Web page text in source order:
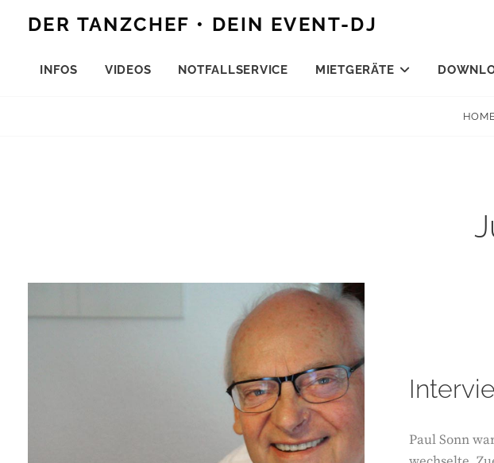
DER TANZCHEF • DEIN EVENT-DJ
INFOS VIDEOS NOTFALLSERVICE MIETGERÄTE
Paul Sonn